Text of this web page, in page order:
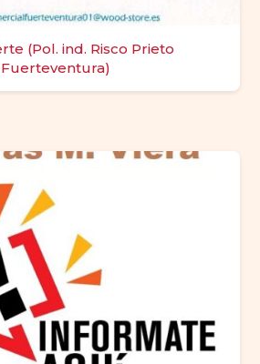
(Pol. ind. Risco Prieto
Fuerteventura)